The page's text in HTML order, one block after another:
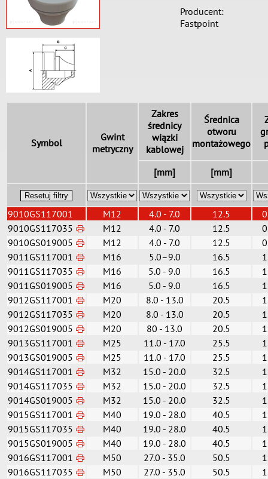
Producent:
Fastpoint
Symbol
Gwint
metryczny
Zakres
średnicy
wiązki
kablowej
Średnica
otworu
montażowego
[mm] [mm]
Resetuj filtry
9010GS117001 M12 4.0 - 7.0 12.5
9010GS117035
M12 4.0 - 7.0 12.5
9010GS019005
M12 4.0 - 7.0 12.5
9011GS117001
M16 5.0–9.0 16.5
9011GS117035
M16 5.0 - 9.0 16.5
9011GS019005
M16 5.0 - 9.0 16.5
9012GS117001
M20 8.0 - 13.0 20.5
9012GS117035
M20 8.0 - 13.0 20.5
9012GS019005
M20 80 - 13.0 20.5
9013GS117001
M25 11.0 - 17.0 25.5
9013GS019005
M25 11.0 - 17.0 25.5
9014GS117001
M32 15.0 - 20.0 32.5
9014GS117035
M32 15.0 - 20.0 32.5
9014GS019005
M32 15.0 - 20.0 32.5
9015GS117001
M40 19.0 - 28.0 40.5
9015GS117035
M40 19.0 - 28.0 40.5
9015GS019005
M40 19.0 - 28.0 40.5
9016GS117001
M50 27.0 - 35.0 50.5
9016GS117035
M50 27.0 - 35.0 50.5